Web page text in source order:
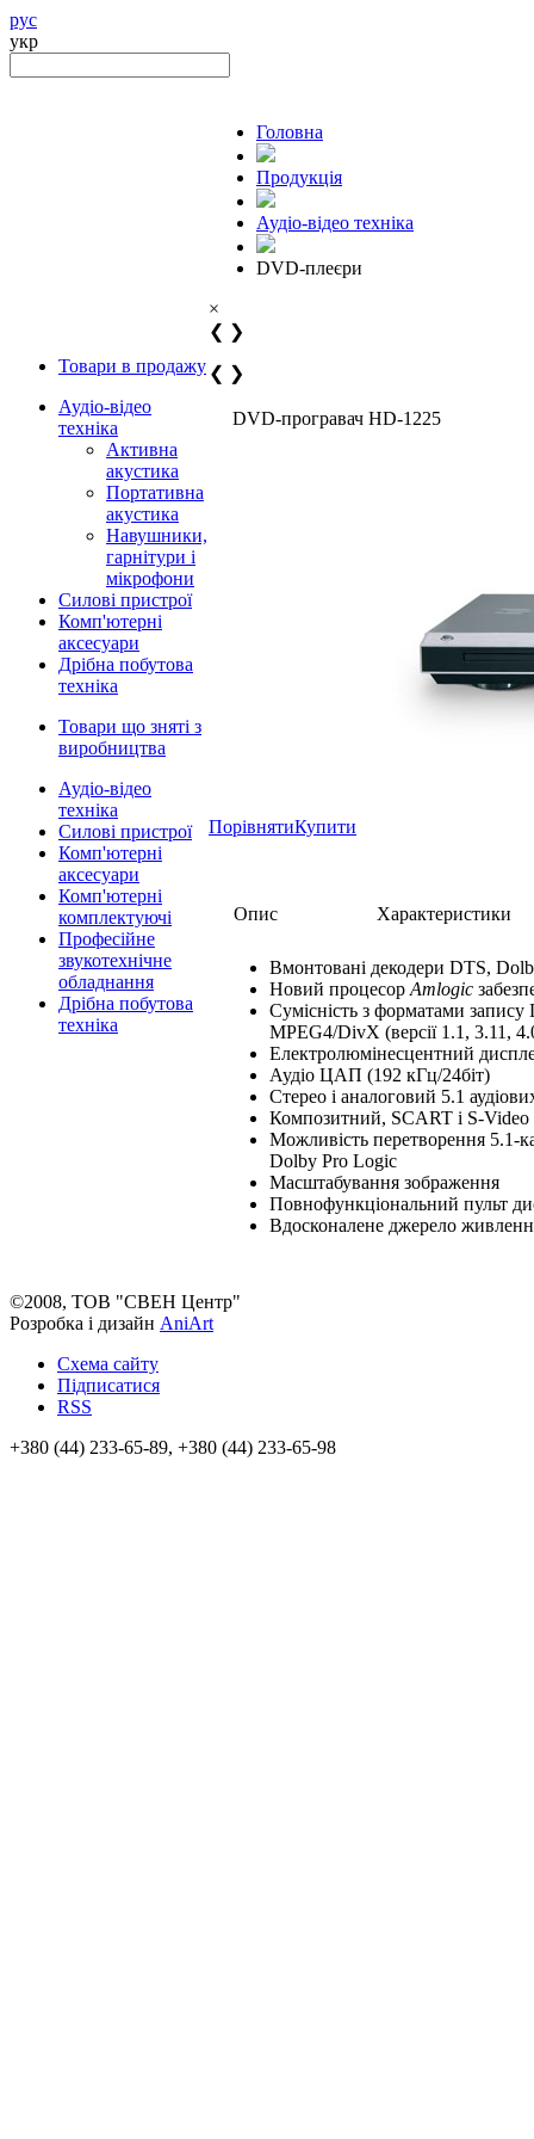
рус
укр
Товари в продажу
Аудіо-відео
техніка
Активна
акустика
Портативна
акустика
Навушники,
гарнітури і
мікрофони
Силові пристрої
Комп'ютерні
аксесуари
Дрібна побутова
техніка
Товари що зняті з
виробництва
Аудіо-відео
техніка
Силові пристрої
Комп'ютерні
аксесуари
Комп'ютерні
комплектуючі
Професійне
звукотехнічне
обладнання
Дрібна побутова
техніка
Головна
Продукцiя
Аудіо-відео техніка
DVD-плеєри
×
❮ ❯
❮ ❯
DVD-програвач HD-1225
ПорівнятиКупити
Опис Характеристики
Вмонтовані декодери DTS,
Новий процесор Amlogic
Сумісність з форматами
MPEG4/DivX (версії 1.1, 3.11,
Електролюмінесцентний
Аудіо ЦАП (192 кГц/24біт)
Стерео і аналоговий 5.1
Композитний, SCART і S-Video
Можливість перетворення 5.1-
Dolby Pro Logic
Масштабування зображення
Повнофункціональний пульт
Вдосконалене джерело
©2008, ТОВ "СВЕН Центр"
Розробка і дизайн AniArt
Схема сайту
Підписатися
RSS
+380 (44) 233-65-89, +380 (44) 233-65-98